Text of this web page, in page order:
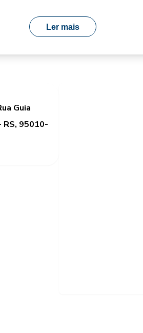
Ler mais
Guia
RS, 95010-